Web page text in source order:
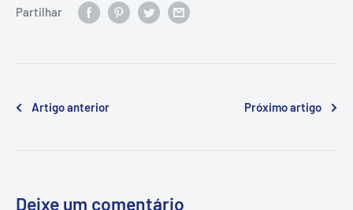
Partilhar
Artigo anterior Próximo artigo
Deixe um comentário